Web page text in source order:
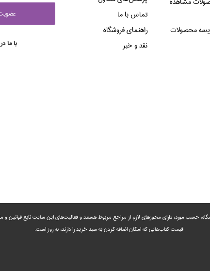
محصولات
تماس با ما
راهنماي فروشگاه
نقد و خبر
با ما
حسب مورد،‌ دارای مجوزهای لازم از مراجع مربوط هستند ‌و‌‌ فعالیت‌های این سایت تابع قوانین
قیمت کتاب‌هایی که امکان اضافه کردن به سبد خرید را دارند،‌ به روز است.